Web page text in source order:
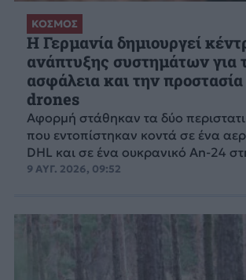
ΚΟΣΜΟΣ
Η Γερμανία δημιουργεί
ανάπτυξης συστημάτων για
ασφάλεια και την
drones
Αφορμή στάθηκαν τα δύο
που εντοπίστηκαν κοντά σε ένα
DHL και σε ένα ουκρανικό An-24
9 ΑΥΓ. 2026, 09:52